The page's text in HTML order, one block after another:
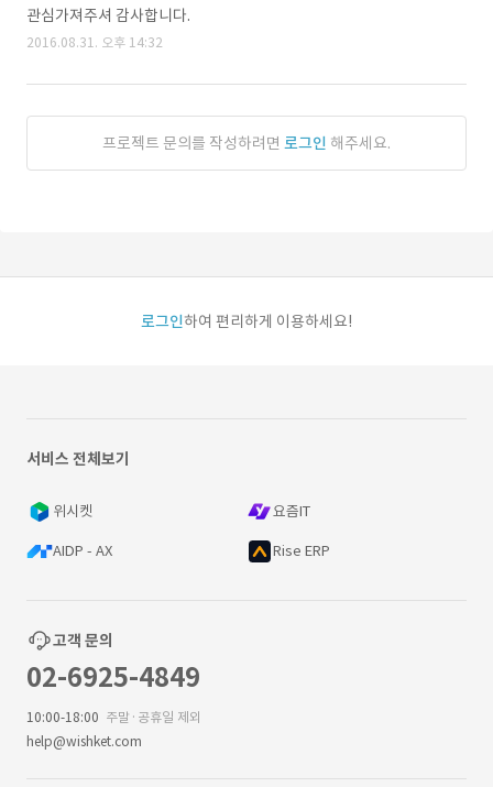
관심가져주셔 감사합니다.
2016.08.31. 오후 14:32
프로젝트 문의를 작성하려면 로그인 해주세요.
로그인하여 편리하게 이용하세요!
서비스 전체보기
위시켓 요즘IT
AIDP - AX Rise ERP
고객 문의
02-6925-4849
10:00-18:00 주말·공휴일 제외
help@wishket.com